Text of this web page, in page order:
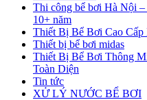
Thi công bể bơi Hà Nội
10+ năm
Thiết Bị Bể Bơi Cao
Thiết bị bể bơi midas
Thiết Bị Bể Bơi Thông
Toàn Diện
Tin tức
XỬ LÝ NƯỚC BỂ BƠI